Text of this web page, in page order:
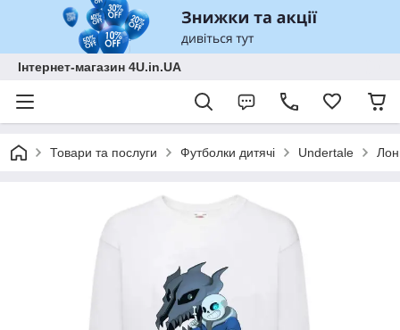
Інтернет-магазин 4U.in.UA
Товари та послуги Футболки дитячі Undertale